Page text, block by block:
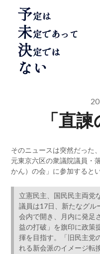
content
「直
そのニュースは突然だった
元東京六区の衆議院議員・
かん）の会」に参加するとい
立憲民主、国民民主両党
議員は17日、新たなグル
会内で開き、月内に発足
益の打破」を旗印に政策
揮を目指す。「旧民主党
れる新会派のイメージ転